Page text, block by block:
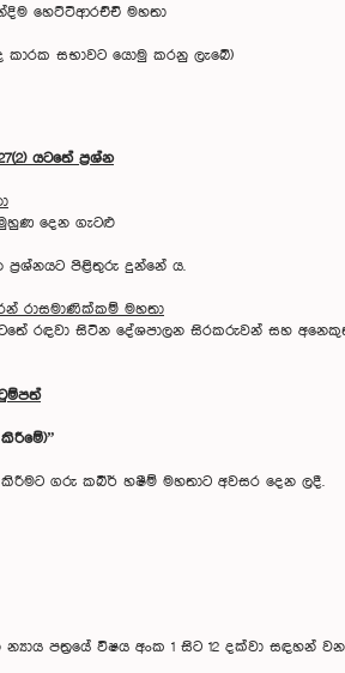
හෙට්ටිආරච්චි මහතා
සභාවට යොමු කරනු ලැබේ)
යටතේ ප්‍රශ්න
දෙන ගැටළු
ප්‍රශ්නයට පිළිතුරු දුන්නේ ය.
රාසමාණික්කම් මහතා
රඳවා සිටින දේශපාලන සිරකරුවන් සහ
ගරු කබීර් හෂීම් මහතාට අවසර දෙන ලදී.
පත්‍රයේ විෂය අංක 1 සිට 12 දක්වා සඳහන්